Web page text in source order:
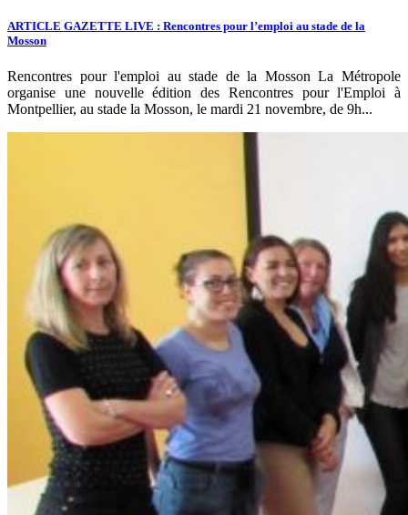
ARTICLE GAZETTE LIVE : Rencontres pour l’emploi au stade de la
Mosson
Rencontres pour l'emploi au stade de la Mosson La Métropole
organise une nouvelle édition des Rencontres pour l'Emploi à
Montpellier, au stade la Mosson, le mardi 21 novembre, de 9h...